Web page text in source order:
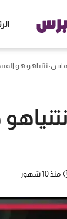
نتنياهو هو
منذ 10 شهور